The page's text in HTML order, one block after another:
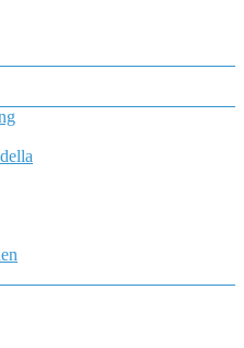
von Jugendlichen